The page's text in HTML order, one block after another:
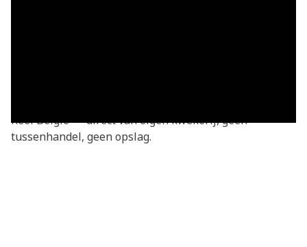
heel België — direct van eigen kwekerij, geen
tussenhandel, geen opslag.